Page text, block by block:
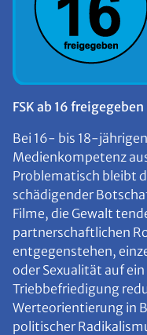
FSK ab 16 freigegeben
Bei 16- bis 18-
Medienkompetenz
Problematisch bleibt
schädigender
Filme, die Gewalt
partnerschaftlichen
entgegenstehen,
oder Sexualität auf
Triebbefriedigung
Werteorientierung in
politischer